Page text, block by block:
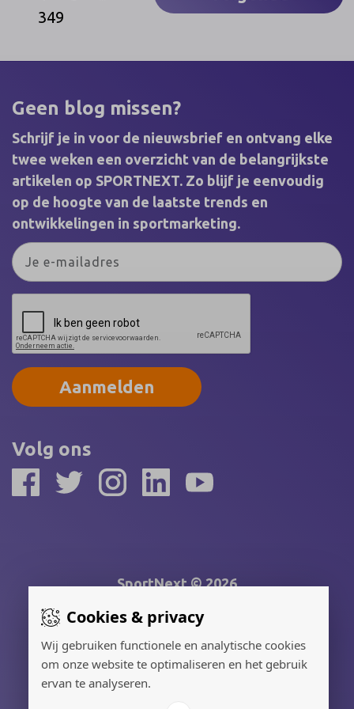
Cookies & privacy
Wij gebruiken functionele en analytische cookies
om onze website te optimaliseren en het gebruik
ervan te analyseren.
349
Geen blog missen?
Schrijf je in voor de nieuwsbrief en ontvang elke
twee weken een overzicht van de belangrijkste
artikelen op SPORTNEXT. Zo blijf je eenvoudig
op de hoogte van de laatste trends en
ontwikkelingen in sportmarketing.
Aanmelden
Volg ons
SportNext © 2026
Gerealiseerd door:
Adverteren